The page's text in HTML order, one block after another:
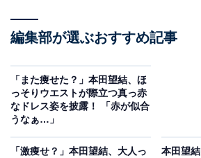
編集部が選ぶおすすめ記事
「また痩せた？」本田望結、ほ
っそりウエストが際立つ真っ赤
なドレス姿を披露！ 「赤が似合
うなぁ…」
「激痩せ？」本田望結、大人っ
本田望